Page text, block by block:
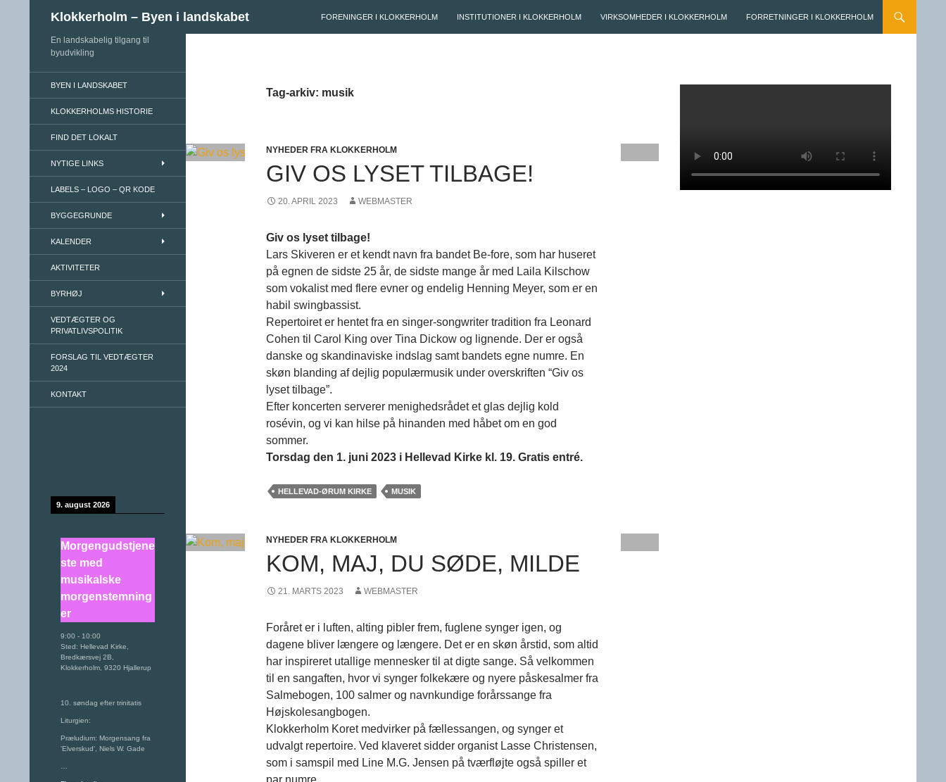
Hop til indhold
Klokkerholm – Byen i landskabet FORENINGER I KLOKKERHOLM INSTITUTIONER I KLOKKERHOLM VIRKSOMHEDER I KLOKKERHOLM FORRETNINGER I KLOKKERHOLM
Tag-arkiv: musik
NYHEDER FRA KLOKKERHOLM
GIV OS LYSET TILBAGE!
20. APRIL 2023 WEBMASTER
Giv os lyset tilbage!
Lars Skiveren er et kendt navn fra bandet Be-fore, som har huseret
på egnen de sidste 25 år, de sidste mange år med Laila Kilschow
som vokalist med flere evner og endelig Henning Meyer, som er en
habil swingbassist.
Repertoiret er hentet fra en singer-songwriter tradition fra Leonard
Cohen til Carol King over Tina Dickow og lignende. Der er også
danske og skandinaviske indslag samt bandets egne numre. En
skøn blanding af dejlig populærmusik under overskriften “Giv os
lyset tilbage”.
Efter koncerten serverer menighedsrådet et glas dejlig kold
rosévin, og vi kan hilse på hinanden med håbet om en god
sommer.
Torsdag den 1. juni 2023 i Hellevad Kirke kl. 19. Gratis entré.
HELLEVAD-ØRUM KIRKE MUSIK
NYHEDER FRA KLOKKERHOLM
KOM, MAJ, DU SØDE, MILDE
21. MARTS 2023 WEBMASTER
Foråret er i luften, alting pibler frem, fuglene synger igen, og
dagene bliver længere og længere. Det er en skøn årstid, som altid
har inspireret utallige mennesker til at digte sange. Så velkommen
til en sangaften, hvor vi synger folkekære og nyere påskesalmer fra
Salmebogen, 100 salmer og navnkundige forårssange fra
Højskolesangbogen.
Klokkerholm Koret medvirker på fællessangen, og synger et
udvalgt repertoire. Ved klaveret sidder organist Lasse Christensen,
som i samspil med Line M.G. Jensen på tværfløjte også spiller et
par numre.
En landskabelig tilgang til
byudvikling
BYEN I LANDSKABET
KLOKKERHOLMS HISTORIE
FIND DET LOKALT
NYTIGE LINKS
LABELS – LOGO – QR KODE
BYGGEGRUNDE
KALENDER
AKTIVITETER
BYRHØJ
VEDTÆGTER OG
PRIVATLIVSPOLITIK
FORSLAG TIL VEDTÆGTER
2024
KONTAKT
9. august 2026
Morgengudstjene
ste med
musikalske
morgenstemning
er
9:00 - 10:00
Sted: Hellevad Kirke,
Bredkærsvej 2B,
Klokkerholm, 9320 Hjallerup
10. søndag efter trinitatis
Liturgien:
Præludium: Morgensang fra
'Elverskud', Niels W. Gade
…